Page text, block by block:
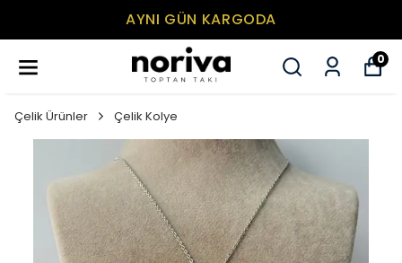
AYNI GÜN KARGODA
0
Çelik Ürünler Çelik Kolye